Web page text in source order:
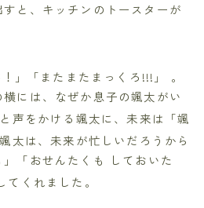
と、キッチンのトースターが
」「またまたまっくろ!!!」 。
には、なぜか息子の颯太がい
と声をかける颯太に、未来は「颯
太は、未来が忙しいだろうから
「おせんたくも しておいた
てくれました。